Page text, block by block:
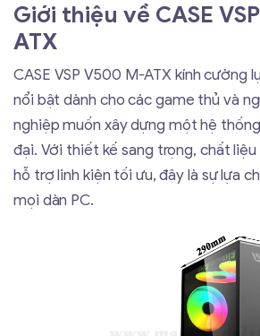
Giới thiệu về CASE
ATX
CASE VSP V500 M-ATX kính cường
nổi bật dành cho các game thủ và
nghiệp muốn xây dựng một hệ
đại. Với thiết kế sang trọng, chất liệu
hỗ trợ linh kiện tối ưu, đây là sự lựa
mọi dàn PC.